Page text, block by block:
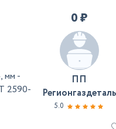
мм -
2590-
0 ₽
ПП
Регионгаздеталь
5.0